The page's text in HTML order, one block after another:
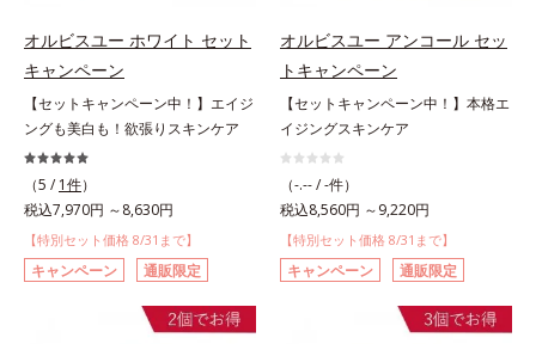
オルビスユー ホワイト セット
キャンペーン
【セットキャンペーン中！】エイジ
ングも美白も！欲張りスキンケア
（5 / 1件）
税込7,970円 ～8,630円
【特別セット価格 8/31まで】
キャンペーン 通販限定
オルビスユー アンコール セッ
トキャンペーン
【セットキャンペーン中！】本格エ
イジングスキンケア
（-.-- / -件）
税込8,560円 ～9,220円
【特別セット価格 8/31まで】
キャンペーン 通販限定